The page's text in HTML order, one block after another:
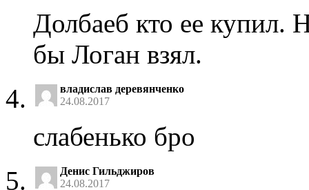
Долбаеб кто ее купил.
бы Логан взял.
владислав деревянченко
24.08.2017
слабенько бро
Денис Гильджиров
24.08.2017